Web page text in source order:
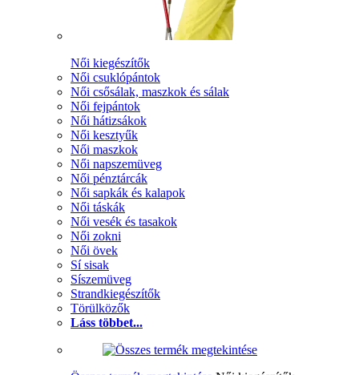
Női kiegészítők
Női csuklópántok
Női csősálak, maszkok és sálak
Női fejpántok
Női hátizsákok
Női kesztyűk
Női maszkok
Női napszemüveg
Női pénztárcák
Női sapkák és kalapok
Női táskák
Női vesék és tasakok
Női zokni
Női övek
Sí sisak
Síszemüveg
Strandkiegészítők
Törülközők
Láss többet...